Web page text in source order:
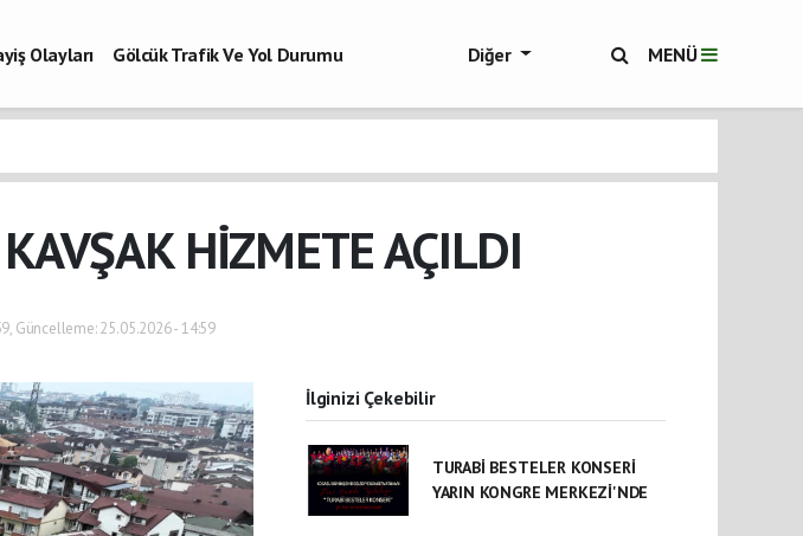
Olayları
Gölcük Trafik Ve Yol Durumu
Diğer MENÜ
HİZMETE AÇILDI
Güncelleme: 25.05.2026 - 14:59
İlginizi Çekebilir
TURABİ BESTELER KONSERİ
YARIN KONGRE MERKEZİ'NDE